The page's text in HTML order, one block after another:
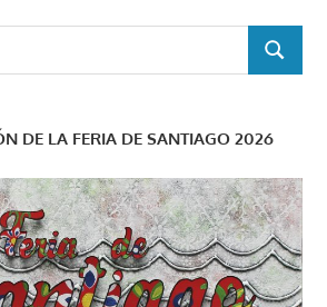
BUSCAR
DE LA FERIA DE SANTIAGO 2026